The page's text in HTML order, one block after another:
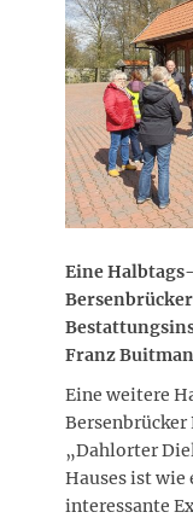
Eine
Franz
Eine weitere
„Dahlorter
Hauses ist
interessante